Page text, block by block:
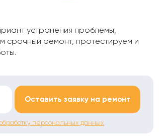
устранения проблемы,
срочный ремонт, протестируем и
Оставить заявку на ремонт
персональных данных